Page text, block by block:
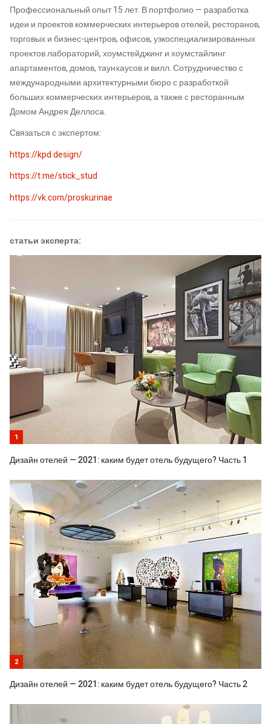
Профессиональный опыт 15 лет. В портфолио — разработка
идеи и проектов коммерческих интерьеров отелей, ресторанов,
торговых и бизнес-центров, офисов, узкоспециализированных
проектов лабораторий, хоумстейджинг и хоумстайлинг
апартаментов, домов, таунхаусов и вилл. Сотрудничество с
международными архитектурными бюро с разработкой
больших коммерческих интерьеров, а также с ресторанным
Домом Андрея Деллоса.
Связаться с экспертом:
https://kpd.design/
https://t.me/stick_stud
https://vk.com/proskurinae
статьи эксперта:
1
Дизайн отелей — 2021: каким будет отель будущего? Часть 1
2
Дизайн отелей — 2021: каким будет отель будущего? Часть 2